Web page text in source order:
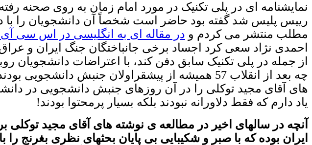
نمایشنامه ای در پلی تکنیک در مورد امام زمان به روی صحنه
رییس پلیس شد گفته بود حاضر است شخصاً آن دانشجویان را با
مطلب منتشر می کردم و در مقاله ای به انگلیسی در اس سی
احمدی نژاد سعی کرد اجساد برخی جانباختگان جنگ ایران و
از جمله در پلی تکنیک سابق دفن کند، با اعتراضات دانشجویان
چه بعد از انقلاب 57 همیشه از پیشقراولان جنبش
های آقای مجید توکلی را در آن روزهای جنبش دانشجویی در
یاد دارم که فقط دلاورانه نبودند بلکه بسیار پرمحتوا بودند!
آنچه در سالهای اخیر در مطالعه ی نوشته های آقای مجید
ایران بوده که با صبر و شکیبایی بی پایان بحثهای نظری بغرنج